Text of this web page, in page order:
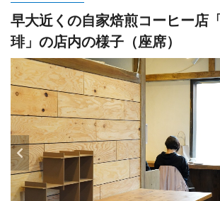
早大近くの自家焙煎コーヒー店
琲」の店内の様子（座席）